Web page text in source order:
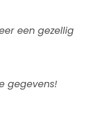
een gezellig
gegevens!